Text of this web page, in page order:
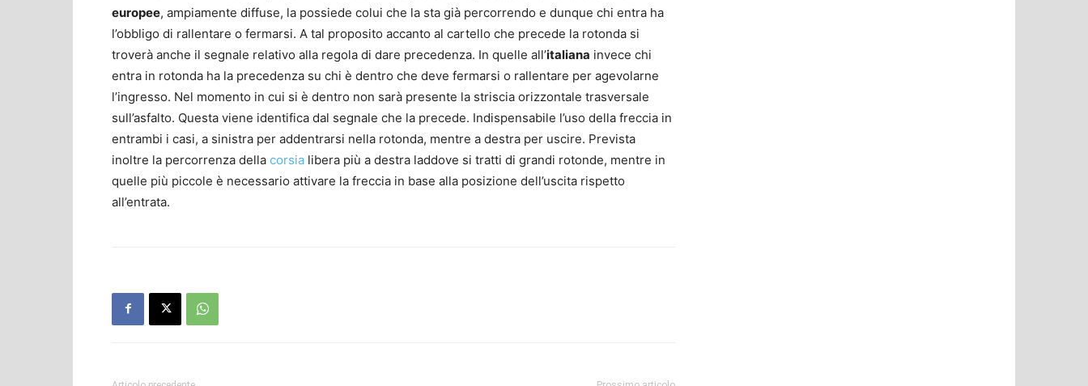
europee, ampiamente diffuse, la possiede colui che la sta già percorrendo e dunque chi entra ha
l’obbligo di rallentare o fermarsi. A tal proposito accanto al cartello che precede la rotonda si
troverà anche il segnale relativo alla regola di dare precedenza. In quelle all’italiana invece chi
entra in rotonda ha la precedenza su chi è dentro che deve fermarsi o rallentare per agevolarne
l’ingresso. Nel momento in cui si è dentro non sarà presente la striscia orizzontale trasversale
sull’asfalto. Questa viene identifica dal segnale che la precede. Indispensabile l’uso della freccia in
entrambi i casi, a sinistra per addentrarsi nella rotonda, mentre a destra per uscire. Prevista
inoltre la percorrenza della corsia libera più a destra laddove si tratti di grandi rotonde, mentre in
quelle più piccole è necessario attivare la freccia in base alla posizione dell’uscita rispetto
all’entrata.